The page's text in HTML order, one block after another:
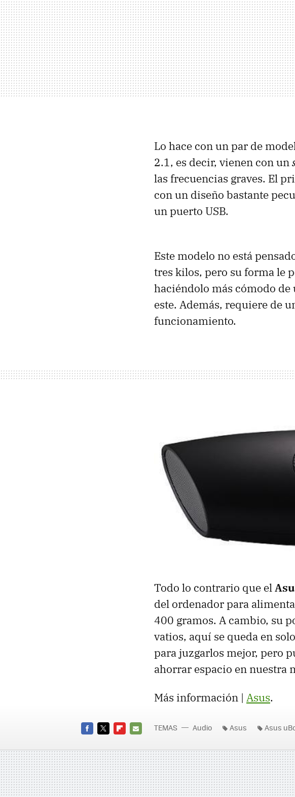
Lo hace con un par de
2.1, es decir, vienen con un
las frecuencias graves. El
con un diseño bastante
un puerto USB.
Este modelo no está
tres kilos, pero su forma le
haciéndolo más cómodo
este. Además, requiere de
funcionamiento.
Todo lo contrario que el
del ordenador para
400 gramos. A cambio, su
vatios, aquí se queda en
para juzgarlos mejor, pero
ahorrar espacio en nuestra
Más información | Asus.
MAIL
TEMAS Audio Asus Asus